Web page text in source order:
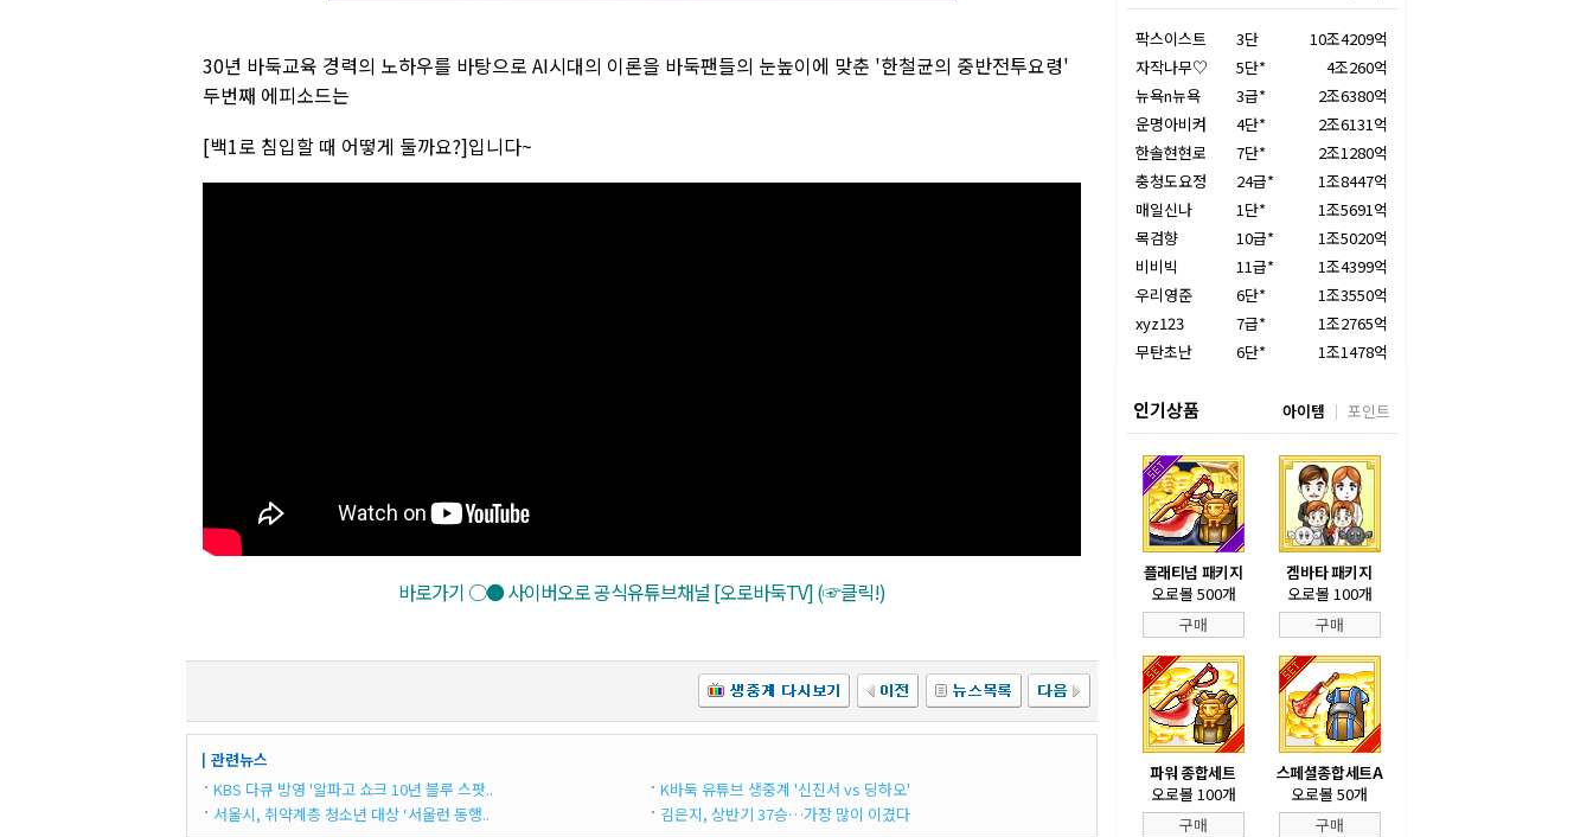
30년 바둑교육 경력의 노하우를 바탕으로 AI시대의 이론을 바둑팬들의 눈높이에 맞춘 '한철균의 중반전투요령'
두번째 에피소드는
[백1로 침입할 때 어떻게 둘까요?]입니다~
바로가기 ○● 사이버오로 공식유튜브채널 [오로바둑TV] (☞클릭!)
┃관련뉴스
KBS 다큐 방영 '알파고 쇼크 10년 블루 스팟..
서울시, 취약계층 청소년 대상 ‘서울런 동행..
K바둑 유튜브 생중계 '신진서 vs 딩하오'
김은지, 상반기 37승…가장 많이 이겼다
팍스이스트 3단
10조4209억
자작나무♡
5단*
4조260억
뉴욕n뉴욕
3급*
2조6380억
운명아비켜
4단*
2조6131억
한솔현현로
7단*
2조1280억
충청도요정
24급*
1조8447억
매일신나
1단*
1조5691억
목검향
10급*
1조5020억
비비빅
11급*
1조4399억
우리영준
6단*
1조3550억
xyz123
7급*
1조2765억
무탄초난
6단* 1조1478억
인기상품 아이템 포인트
플래티넘 패키지
오로볼 500개
구매
겜바타 패키지
오로볼 100개
구매
파워 종합세트
오로볼 100개
구매
스페셜종합세트A
오로볼 50개
구매